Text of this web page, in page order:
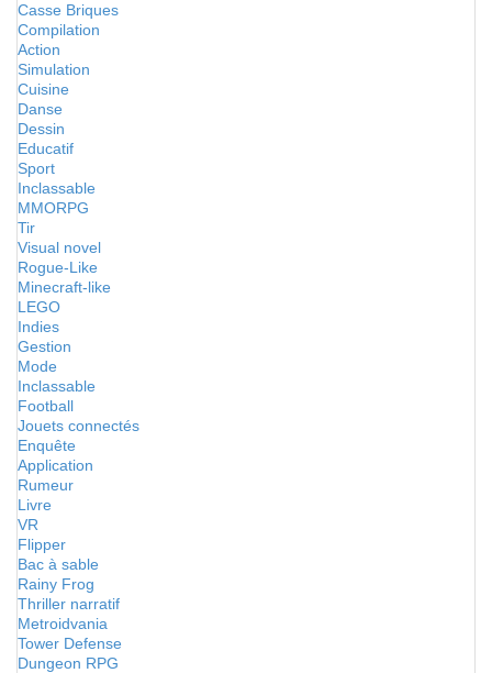
Casse Briques
Compilation
Action
Simulation
Cuisine
Danse
Dessin
Educatif
Sport
Inclassable
MMORPG
Tir
Visual novel
Rogue-Like
Minecraft-like
LEGO
Indies
Gestion
Mode
Inclassable
Football
Jouets connectés
Enquête
Application
Rumeur
Livre
VR
Flipper
Bac à sable
Rainy Frog
Thriller narratif
Metroidvania
Tower Defense
Dungeon RPG